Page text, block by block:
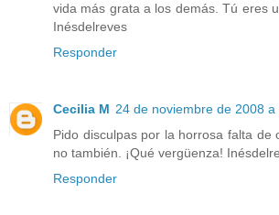
vida más grata a los demás. Tú eres
Inésdelreves
Responder
Cecilia M 24 de noviembre de 2008 a
Pido disculpas por la horrosa falta de
no también. ¡Qué vergüenza!
Responder